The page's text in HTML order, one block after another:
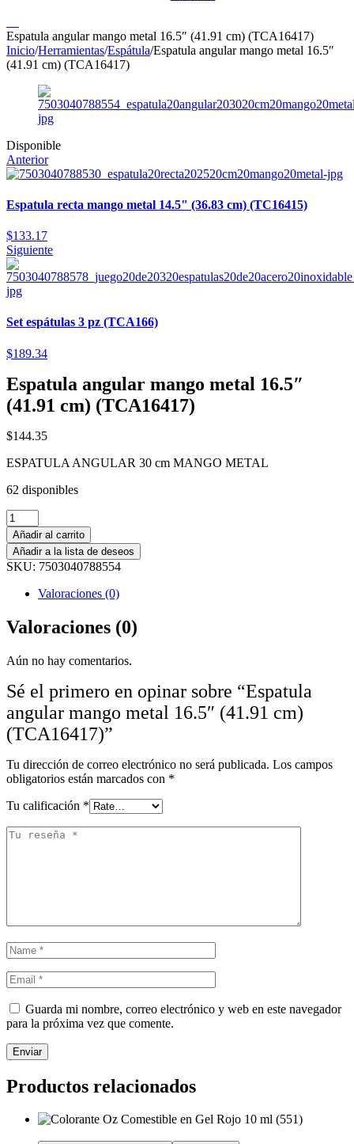
Espatula angular mango metal 16.5″ (41.91 cm) (TCA16417)
Inicio/Herramientas/Espátula/Espatula angular mango metal 16.5″
(41.91 cm) (TCA16417)
Disponible
Anterior
Espatula recta mango metal 14.5" (36.83 cm) (TC16415)
$133.17
Siguiente
Set espátulas 3 pz (TCA166)
$189.34
Espatula angular mango metal 16.5″
(41.91 cm) (TCA16417)
$144.35
ESPATULA ANGULAR 30 cm MANGO METAL
62 disponibles
Quantity:
Añadir al carrito
Añadir a la lista de deseos
SKU: 7503040788554
Valoraciones (0)
Valoraciones (0)
Aún no hay comentarios.
Sé el primero en opinar sobre “Espatula
angular mango metal 16.5″ (41.91 cm)
(TCA16417)”
Tu dirección de correo electrónico no será publicada. Los campos
obligatorios están marcados con *
Tu calificación *
Guarda mi nombre, correo electrónico y web en este navegador
para la próxima vez que comente.
Enviar
Productos relacionados